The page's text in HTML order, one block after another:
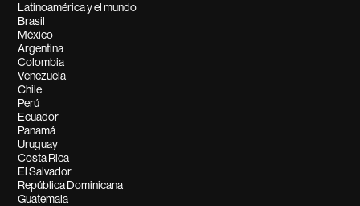
Latinoamérica y el mundo
Brasil
México
Argentina
Colombia
Venezuela
Chile
Perú
Ecuador
Panamá
Uruguay
Costa Rica
El Salvador
República Dominicana
Guatemala